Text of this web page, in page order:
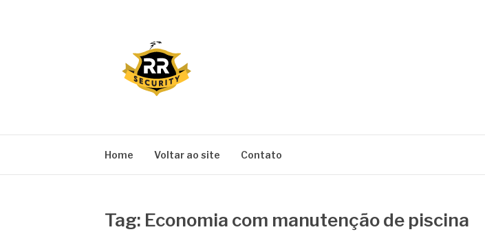
Home Voltar ao site Contato
Tag: Economia com manutenção de piscina